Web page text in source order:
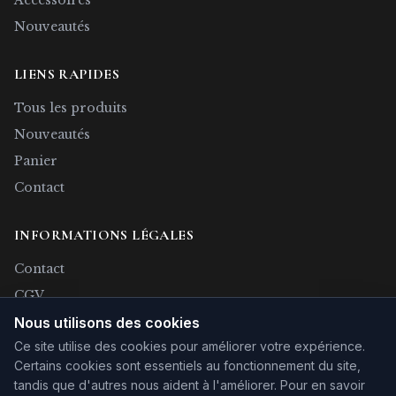
Nouveautés
LIENS RAPIDES
Tous les produits
Nouveautés
Panier
Contact
INFORMATIONS LÉGALES
Contact
CGV
Confidentialité
Rétractation
Mentions légales
Nous utilisons des cookies
Ce site utilise des cookies pour améliorer votre expérience.
Certains cookies sont essentiels au fonctionnement du site,
tandis que d'autres nous aident à l'améliorer. Pour en savoir